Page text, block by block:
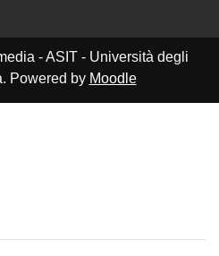
- ASIT - Università degli
Powered by Moodle